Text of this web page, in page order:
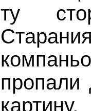
ту
пропали